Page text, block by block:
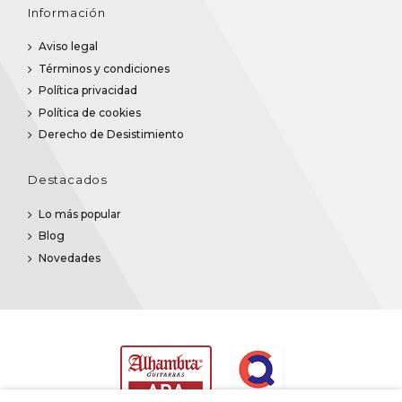
Información
Aviso legal
Términos y condiciones
Política privacidad
Política de cookies
Derecho de Desistimiento
Destacados
Lo más popular
Blog
Novedades